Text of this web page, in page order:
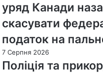
уряд Канади
скасувати
податок на
7 Серпня 2026
Поліція та